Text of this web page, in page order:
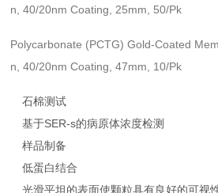
n, 40/20nm Coating, 25mm, 50/Pk
Polycarbonate (PCTG) Gold-Coated
n, 40/20nm Coating, 47mm, 10/Pk
石棉测试
基于SER-s的病原体浓度检测
样品制备
低蛋白结合
光滑平坦的表面使颗粒具有良好的可视